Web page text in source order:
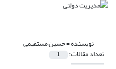
نویسنده =حسین مستقیمی
تعداد مقالات: 1